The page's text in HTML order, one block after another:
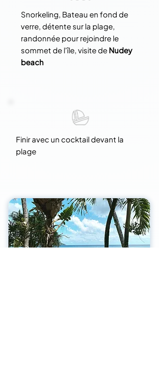
Snorkeling, Bateau en fond de
verre, détente sur la plage,
randonnée pour rejoindre le
sommet de l'île, visite de Nudey
beach
Finir avec un cocktail devant la
plage